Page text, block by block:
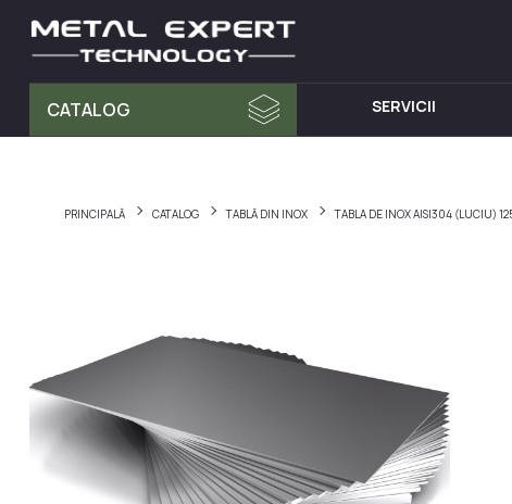
CATALOG SERVICII
Accesorii pentru balustrade
Fitinguri
Elemente de fixare și șuruburi
Materiale pentru sudură
Chiuvete din
Dulapuri din
Hote din Inox
PRINCIPALĂ CATALOG TABLĂ DIN INOX TABLA DE INOX AISI304 (LUCIU)